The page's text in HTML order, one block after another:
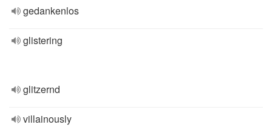
gedankenlos
glistering
glitzernd
villainously